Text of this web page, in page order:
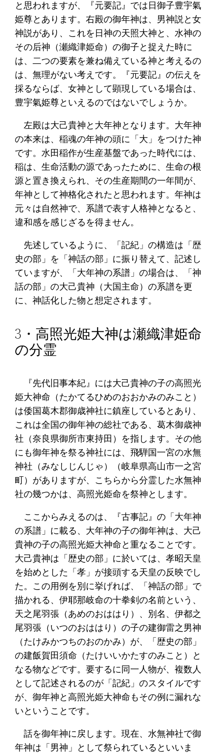
と思われますが、『元要記』では日御子豊宇氣
姫尊とあります。右殿の御年神は、男神説と女
神説があり、これを日神の天照大神と、水神の
その后神（瀬織津姫命）の御子と捉えた時に
は、二つの要素を兼ね備えている神と考えるの
は、無理がない考えです。『元要記』の伝えを
採るならば、女神として顕現している場合は、
豊宇氣姫尊といえるのではないでしょうか。
左殿は大己貴神と大年神となります。大年神
の本来は、稲魂の年神の頭に「大」をつけた神
です。水田稲作が生産基盤であった時代には、
稲は、生命活動の源であったために、生命の根
源と置き換えられ、その生産期間の一年間が、
年神として神格化されたと思われます。年神は
元々は自然神で、系譜で表す人格神となると、
違和感を感じざるを得ません。
先述しているように、「記紀」の構造は「歴
史の部」を「神話の部」に振り替えて、記述し
ていますが、「大年神の系譜」の場合は、「神
話の部」の大己貴神（大国主命）の系譜を更
に、神話化した物と想定されます。
3・高照光姫大神は瀬織津姫命
の分霊
『先代旧事本紀』には大己貴神の子の高照光
姫大神命（たかてるひめのおおかみのみこと）
は倭国葛木郡御歳神社に鎮座しているとあり、
これは全国の御年神の総社である、葛木御歳神
社（奈良県御所市東持田）を指します。その他
にも御年神を祭る神社には、飛騨国一宮の水無
神社（みなしじんじゃ）（岐阜県高山市一之宮
町）がありますが、こちらから分霊した水無神
社の幾つかは、高照光姫命を祭神とします。
ここからみえるのは、『古事記』の「大年神
の系譜」に載る、大年神の子の御年神は、大己
貴神の子の高照光姫大神命と重なることです。
大己貴神は「歴史の部」に於いては、孝昭天皇
を始めとした「孝」が接頭する天皇の反映でし
た。この用例を別に挙げれば、「神話の部」で
描かれる、伊耶那岐命の十拳剣の名前という、
天之尾羽張（あめのおははり）、別名、伊都之
尾羽張（いつのおははり）の子の建御雷之男神
（たけみかつちのおのかみ）が、「歴史の部」
の建飯賀田須命（たけいいかたすのみこと）と
なる物などです。要するに同一人物が、複数人
として記述されるのが「記紀」のスタイルです
が、御年神と高照光姫大神命もその例に漏れな
いということです。
話を御年神に戻します。現在、水無神社で御
年神は「男神」として祭られているといいま